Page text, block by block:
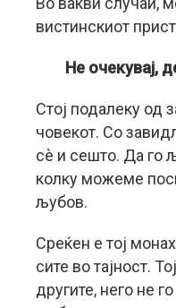
вистинскиот
Не очекувај,
Стој подалеку од
човекот. Со
сè и сешто. Да го
колку можеме
љубов.
Среќен е тој
сите во тајност.
другите, него не